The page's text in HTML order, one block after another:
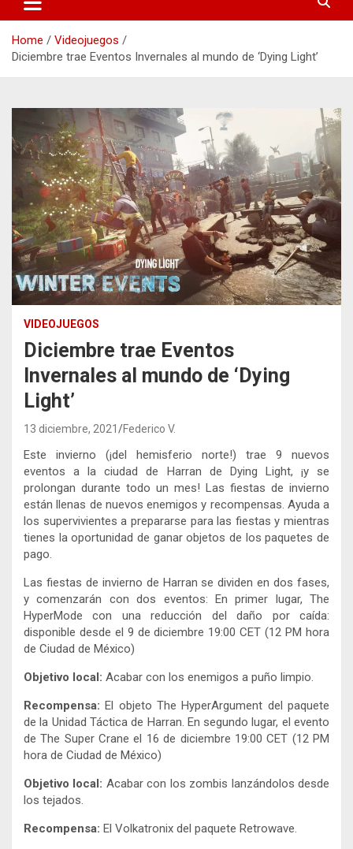
Home
Videojuegos
Diciembre trae Eventos Invernales al mundo de ‘Dying Light’
VIDEOJUEGOS
Diciembre trae Eventos
Invernales al mundo de ‘Dying
Light’
13 diciembre, 2021 Federico V.
Este invierno (¡del hemisferio norte!) trae 9 nuevos
eventos a la ciudad de Harran de Dying Light, ¡y se
prolongan durante todo un mes! Las fiestas de invierno
están llenas de nuevos enemigos y recompensas. Ayuda a
los supervivientes a prepararse para las fiestas y mientras
tienes la oportunidad de ganar objetos de los paquetes de
pago.
Las fiestas de invierno de Harran se dividen en dos fases,
y comenzarán con dos eventos: En primer lugar, The
HyperMode con una reducción del daño por caída:
disponible desde el 9 de diciembre 19:00 CET (12 PM hora
de Ciudad de México)
Objetivo local: Acabar con los enemigos a puño limpio.
Recompensa: El objeto The HyperArgument del paquete
de la Unidad Táctica de Harran. En segundo lugar, el evento
de The Super Crane el 16 de diciembre 19:00 CET (12 PM
hora de Ciudad de México)
Objetivo local: Acabar con los zombis lanzándolos desde
los tejados.
Recompensa: El Volkatronix del paquete Retrowave.